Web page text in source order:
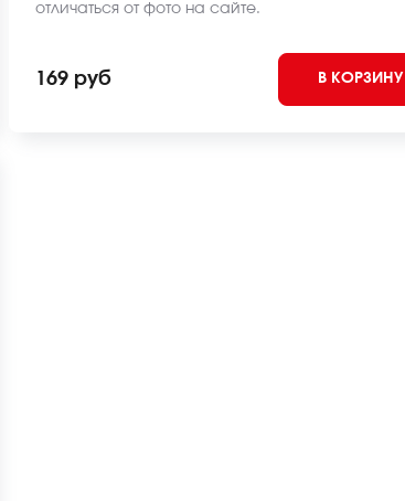
отличаться от фото на сайте.
169 руб В КОРЗИНУ